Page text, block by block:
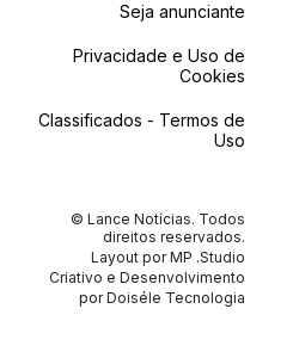
Seja anunciante
Privacidade e Uso de
Cookies
Classificados - Termos de
Uso
© Lance Notícias. Todos
direitos reservados.
Layout porMP .Studio
Criativo e Desenvolvimento
porDoiséle Tecnologia